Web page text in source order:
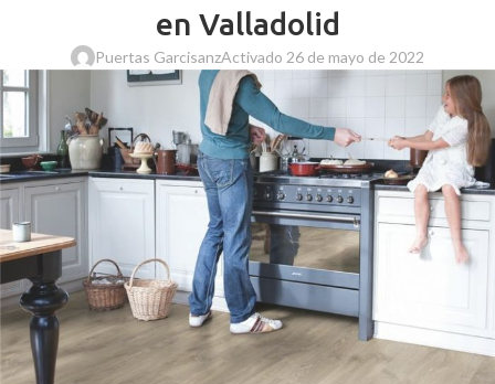
en Valladolid
Puertas GarcisanzActivado 26 de mayo de 2022